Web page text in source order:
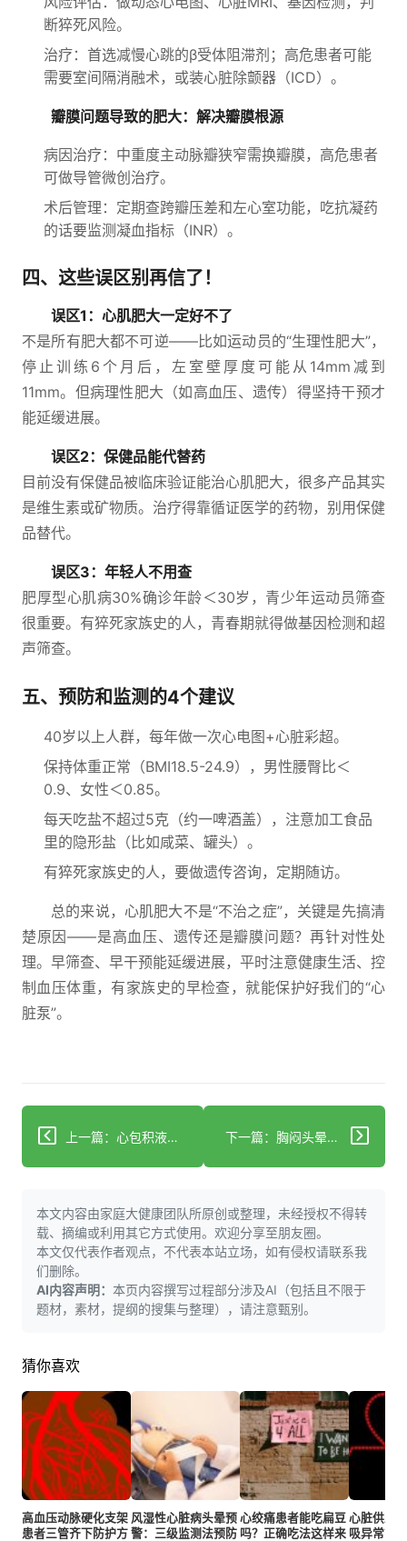
断猝死风险。
治疗：首选减慢心跳的β受体阻滞剂；高危患者可能
需要室间隔消融术，或装心脏除颤器（ICD）。
瓣膜问题导致的肥大：解决瓣膜根源
病因治疗：中重度主动脉瓣狭窄需换瓣膜，高危患者
可做导管微创治疗。
术后管理：定期查跨瓣压差和左心室功能，吃抗凝药
的话要监测凝血指标（INR）。
四、这些误区别再信了！
误区1：心肌肥大一定好不了
不是所有肥大都不可逆——比如运动员的“生理性肥大”，
停止训练6个月后，左室壁厚度可能从14mm减到
11mm。但病理性肥大（如高血压、遗传）得坚持干预才
能延缓进展。
误区2：保健品能代替药
目前没有保健品被临床验证能治心肌肥大，很多产品其实
是维生素或矿物质。治疗得靠循证医学的药物，别用保健
品替代。
误区3：年轻人不用查
肥厚型心肌病30%确诊年龄＜30岁，青少年运动员筛查
很重要。有猝死家族史的人，青春期就得做基因检测和超
声筛查。
五、预防和监测的4个建议
40岁以上人群，每年做一次心电图+心脏彩超。
保持体重正常（BMI18.5-24.9），男性腰臀比＜
0.9、女性＜0.85。
每天吃盐不超过5克（约一啤酒盖），注意加工食品
里的隐形盐（比如咸菜、罐头）。
有猝死家族史的人，要做遗传咨询，定期随访。
总的来说，心肌肥大不是“不治之症”，关键是先搞清
楚原因——是高血压、遗传还是瓣膜问题？再针对性处
理。早筛查、早干预能延缓进展，平时注意健康生活、控
制血压体重，有家族史的早检查，就能保护好我们的“心
脏泵”。
上一篇：心包积液暗藏危机，损伤心脏与全身循环 下一篇：胸闷头晕别大意？五项检查精准揪出心脏隐患！
本文内容由家庭大健康团队所原创或整理，未经授权不得转
载、摘编或利用其它方式使用。欢迎分享至朋友圈。
本文仅代表作者观点，不代表本站立场，如有侵权请联系我
们删除。
AI内容声明： 本页内容撰写过程部分涉及AI（包括且不限于
题材，素材，提纲的搜集与整理），请注意甄别。
猜你喜欢
高血压动脉硬化支架
患者三管齐下防护方
风湿性心脏病头晕预
警：三级监测法预防
心绞痛患者能吃扁豆
吗？正确吃法这样来
心脏供血
吸异常？